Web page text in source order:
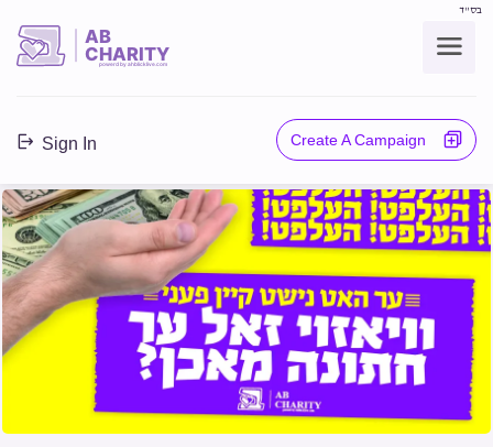
בס"ד
AB
CHARITY
powerd by ahblicklive.com
Sign In Create A Campaign